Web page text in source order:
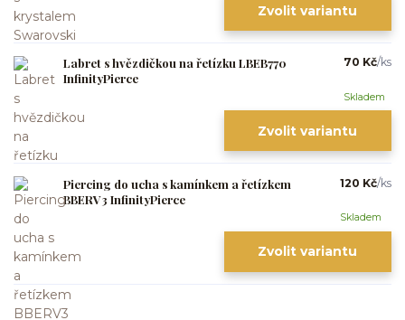
Zvolit variantu
Labret s hvězdičkou na řetízku LBEB770
InfinityPierce
70 Kč/ks
Skladem
Zvolit variantu
Piercing do ucha s kamínkem a řetízkem
BBERV3 InfinityPierce
120 Kč/ks
Skladem
Zvolit variantu